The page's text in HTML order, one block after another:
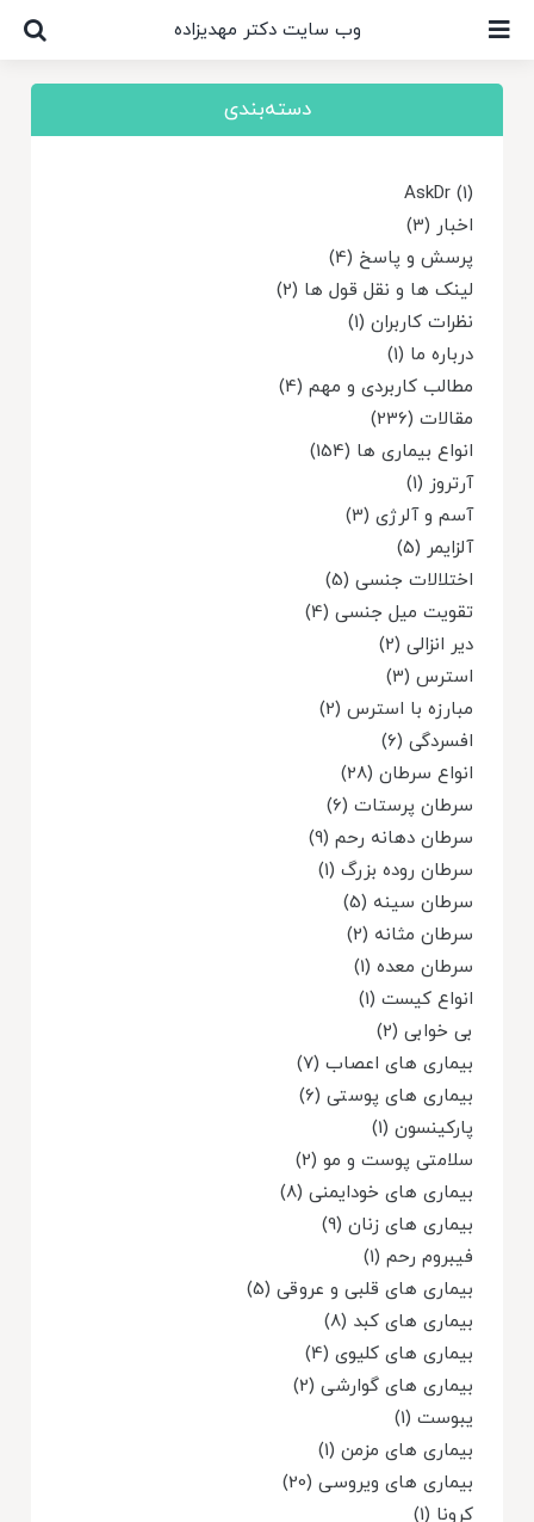
Skip
content
وب سایت دکتر مهدیزاده
دسته‌بندی
AskDr (1)
اخبار (3)
پرسش و پاسخ (4)
لینک ها و نقل قول ها (2)
نظرات کاربران (1)
درباره ما (1)
مطالب کاربردی و مهم (4)
مقالات (236)
انواع بیماری ها (154)
آرتروز (1)
آسم و آلرژی (3)
آلزایمر (5)
اختلالات جنسی (5)
تقویت میل جنسی (4)
دیر انزالی (2)
استرس (3)
مبارزه با استرس (2)
افسردگی (6)
انواع سرطان (28)
سرطان پرستات (6)
سرطان دهانه رحم (9)
سرطان روده بزرگ (1)
سرطان سینه (5)
سرطان مثانه (2)
سرطان معده (1)
انواع کیست (1)
بی خوابی (2)
بیماری های اعصاب (7)
بیماری های پوستی (6)
پارکینسون (1)
سلامتی پوست و مو (2)
بیماری های خودایمنی (8)
بیماری های زنان (9)
فیبروم رحم (1)
بیماری های قلبی و عروقی (5)
بیماری های کبد (8)
بیماری های کلیوی (4)
بیماری های گوارشی (2)
یبوست (1)
بیماری های مزمن (1)
بیماری های ویروسی (20)
کرونا (1)